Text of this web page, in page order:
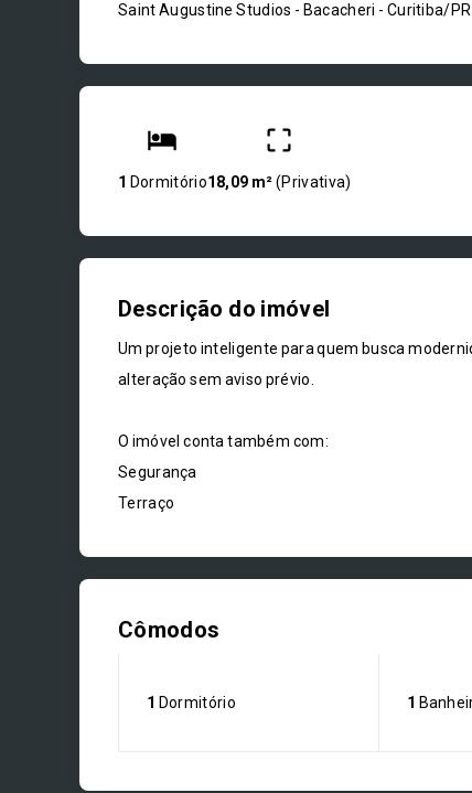
Saint Augustine Studios - Bacacheri - Curitiba/PR
1 Dormitório18,09 m²(Privativa)
Descrição do imóvel
Um projeto inteligente para quem busca
alteração sem aviso prévio.
O imóvel conta também com:
Segurança
Terraço
Cômodos
1 Dormitório 1